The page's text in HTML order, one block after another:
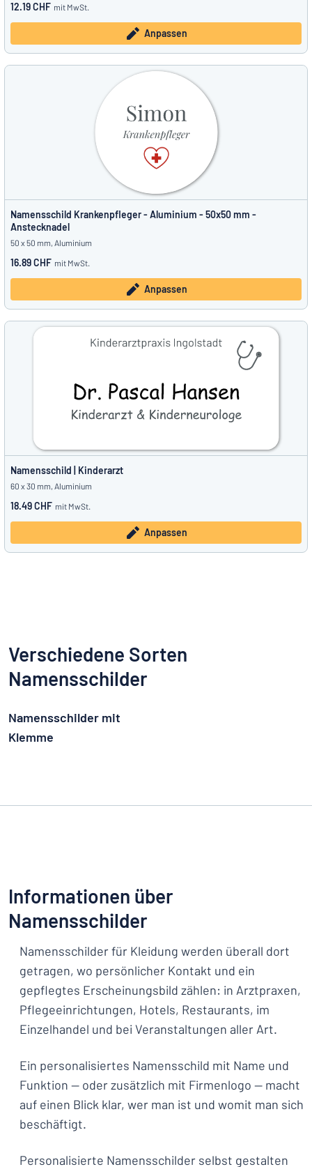
12.19 CHF mit MwSt.
Anpassen
Namensschild Krankenpfleger - Aluminium - 50x50 mm -
Anstecknadel
50 x 50 mm, Aluminium
16.89 CHF mit MwSt.
Anpassen
Namensschild | Kinderarzt
60 x 30 mm, Aluminium
18.49 CHF mit MwSt.
Anpassen
Verschiedene Sorten
Namensschilder
Namensschilder mit
Klemme
Informationen über
Namensschilder
Namensschilder für Kleidung werden überall dort
getragen, wo persönlicher Kontakt und ein
gepflegtes Erscheinungsbild zählen: in Arztpraxen,
Pflegeeinrichtungen, Hotels, Restaurants, im
Einzelhandel und bei Veranstaltungen aller Art.
Ein personalisiertes Namensschild mit Name und
Funktion — oder zusätzlich mit Firmenlogo — macht
auf einen Blick klar, wer man ist und womit man sich
beschäftigt.
Personalisierte Namensschilder selbst gestalten